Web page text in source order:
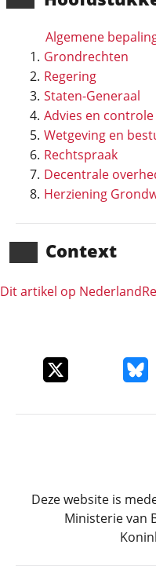
Algemene
Grondrechten
Regering
Staten-Generaal
Advies en controle
Wetgeving en
Rechtspraak
Decentrale
Herziening
Context
Dit artikel op
Deel dit item op X
Deel
Deze website is
Ministerie van